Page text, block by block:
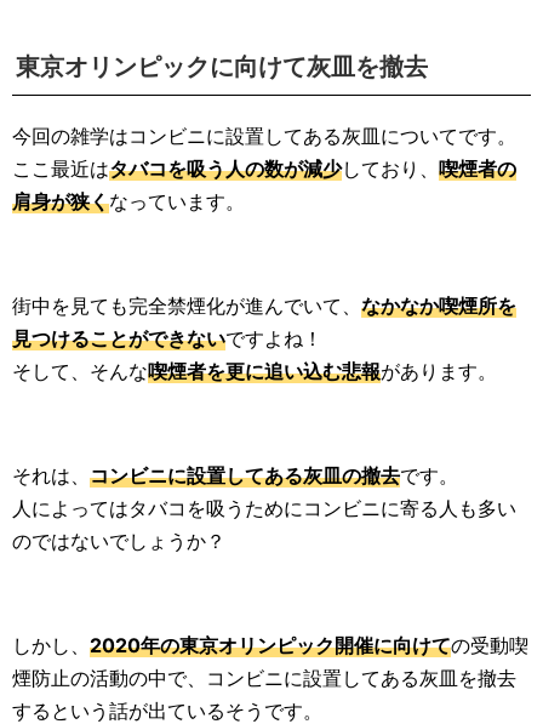
東京オリンピックに向けて灰皿を撤去
今回の雑学はコンビニに設置してある灰皿についてです。
ここ最近はタバコを吸う人の数が減少しており、 喫煙者の
肩身が狭くなっています。
街中を見ても完全禁煙化が進んでいて、 なかなか喫煙所を
見つけることができないですよね！
そして、そんな喫煙者を更に追い込む悲報があります。
それは、 コンビニに設置してある灰皿の撤去です。
人によってはタバコを吸うためにコンビニに寄る人も多い
のではないでしょうか？
しかし、 2020年の東京オリンピック開催に向けての受動喫
煙防止の活動の中で、コンビニに設置してある灰皿を撤去
するという話が出ているそうです。